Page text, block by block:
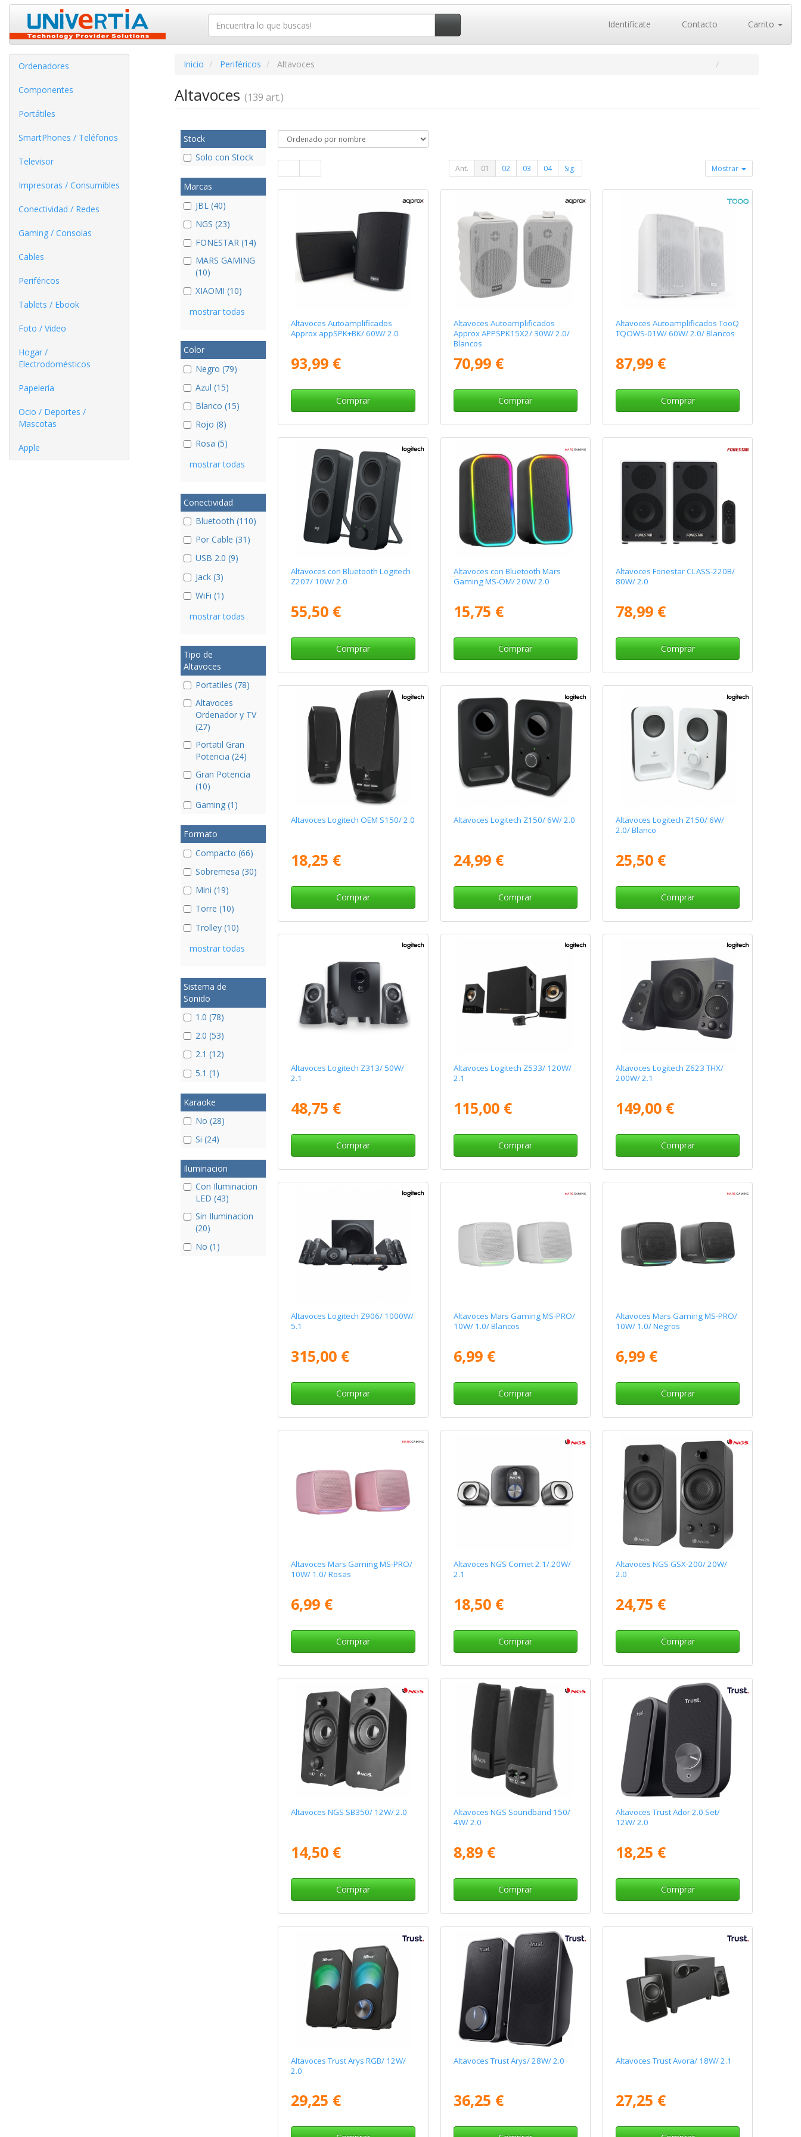
Identifícate Contacto Carrito
Ordenadores
Componentes
Portátiles
SmartPhones / Teléfonos
Televisor
Impresoras / Consumibles
Conectividad / Redes
Gaming / Consolas
Cables
Periféricos
Tablets / Ebook
Foto / Video
Hogar /
Electrodomésticos
Papelería
Ocio / Deportes /
Mascotas
Apple
Inicio Periféricos Altavoces
Altavoces (139 art.)
Stock
Solo con Stock
Marcas
JBL (40)
NGS (23)
FONESTAR (14)
MARS GAMING
(10)
XIAOMI (10)
mostrar todas
Color
Negro (79)
Azul (15)
Blanco (15)
Rojo (8)
Rosa (5)
mostrar todas
Conectividad
Bluetooth (110)
Por Cable (31)
USB 2.0 (9)
Jack (3)
WiFi (1)
mostrar todas
Tipo de
Altavoces
Portatiles (78)
Altavoces
Ordenador y TV
(27)
Portatil Gran
Potencia (24)
Gran Potencia
(10)
Gaming (1)
Formato
Compacto (66)
Sobremesa (30)
Mini (19)
Torre (10)
Trolley (10)
mostrar todas
Sistema de
Sonido
1.0 (78)
2.0 (53)
2.1 (12)
5.1 (1)
Karaoke
No (28)
Si (24)
Iluminacion
Con Iluminacion
LED (43)
Sin Iluminacion
(20)
No (1)
Ant. 01 02 03 04 Sig. Mostrar
Altavoces Autoamplificados
Approx appSPK+BK/ 60W/ 2.0
93,99 €
Comprar
Altavoces Autoamplificados
Approx APPSPK15X2/ 30W/ 2.0/
Blancos
70,99 €
Comprar
Altavoces Autoamplificados TooQ
TQOWS-01W/ 60W/ 2.0/ Blancos
87,99 €
Comprar
Altavoces con Bluetooth Logitech
Z207/ 10W/ 2.0
55,50 €
Comprar
Altavoces con Bluetooth Mars
Gaming MS-OM/ 20W/ 2.0
15,75 €
Comprar
Altavoces Fonestar CLASS-220B/
80W/ 2.0
78,99 €
Comprar
Altavoces Logitech OEM S150/ 2.0
18,25 €
Comprar
Altavoces Logitech Z150/ 6W/ 2.0
24,99 €
Comprar
Altavoces Logitech Z150/ 6W/
2.0/ Blanco
25,50 €
Comprar
Altavoces Logitech Z313/ 50W/
2.1
48,75 €
Comprar
Altavoces Logitech Z533/ 120W/
2.1
115,00 €
Comprar
Altavoces Logitech Z623 THX/
200W/ 2.1
149,00 €
Comprar
Altavoces Logitech Z906/ 1000W/
5.1
315,00 €
Comprar
Altavoces Mars Gaming MS-PRO/
10W/ 1.0/ Blancos
6,99 €
Comprar
Altavoces Mars Gaming MS-PRO/
10W/ 1.0/ Negros
6,99 €
Comprar
Altavoces Mars Gaming MS-PRO/
10W/ 1.0/ Rosas
6,99 €
Comprar
Altavoces NGS Comet 2.1/ 20W/
2.1
18,50 €
Comprar
Altavoces NGS GSX-200/ 20W/
2.0
24,75 €
Comprar
Altavoces NGS SB350/ 12W/ 2.0
14,50 €
Comprar
Altavoces NGS Soundband 150/
4W/ 2.0
8,89 €
Comprar
Altavoces Trust Ador 2.0 Set/
12W/ 2.0
18,25 €
Comprar
Altavoces Trust Arys RGB/ 12W/
2.0
29,25 €
Altavoces Trust Arys/ 28W/ 2.0
36,25 €
Altavoces Trust Avora/ 18W/ 2.1
27,25 €